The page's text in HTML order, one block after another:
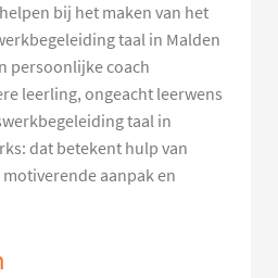
bij het maken van het
taal in Malden
persoonlijke coach
leerling, ongeacht leerwens
taal in
dat betekent hulp van
aanpak en